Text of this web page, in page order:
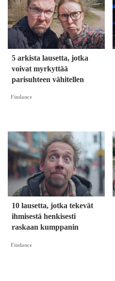
5 arkista lausetta, jotka
voivat myrkyttää
parisuhteen vähitellen
Findance
10 lausetta, jotka tekevät
ihmisestä henkisesti
raskaan kumppanin
Findance